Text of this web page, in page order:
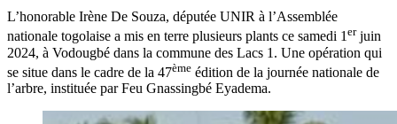
Message
L’honorable Irène De Souza, députée UNIR à l’Assemblée
nationale togolaise a mis en terre plusieurs plants ce samedi 1erjuin
2024, à Vodougbé dans la commune des Lacs 1. Une opération qui
se situe dans le cadre de la 47ème édition de la journée nationale de
l’arbre, instituée par Feu Gnassingbé Eyadema.